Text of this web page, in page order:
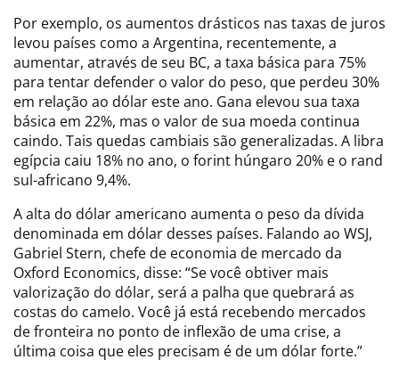
Por exemplo, os aumentos drásticos nas taxas de juros
levou países como a Argentina, recentemente, a
aumentar, através de seu BC, a taxa básica para 75%
para tentar defender o valor do peso, que perdeu 30%
em relação ao dólar este ano. Gana elevou sua taxa
básica em 22%, mas o valor de sua moeda continua
caindo. Tais quedas cambiais são generalizadas. A libra
egípcia caiu 18% no ano, o forint húngaro 20% e o rand
sul-africano 9,4%.
A alta do dólar americano aumenta o peso da dívida
denominada em dólar desses países. Falando ao WSJ,
Gabriel Stern, chefe de economia de mercado da
Oxford Economics, disse: “Se você obtiver mais
valorização do dólar, será a palha que quebrará as
costas do camelo. Você já está recebendo mercados
de fronteira no ponto de inflexão de uma crise, a
última coisa que eles precisam é de um dólar forte.”